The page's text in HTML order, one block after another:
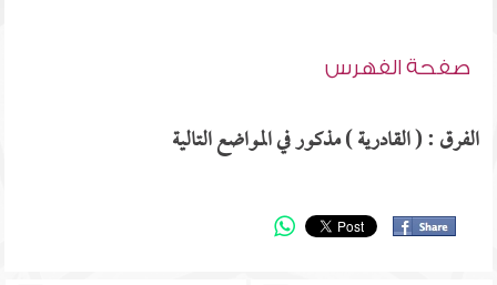
صفحة الفهرس
الفرق : ( القادرية ) مذكور في المواضع التالية